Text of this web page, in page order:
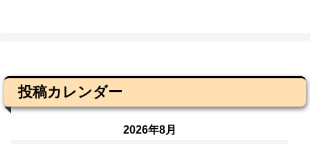
投稿カレンダー
2026年8月